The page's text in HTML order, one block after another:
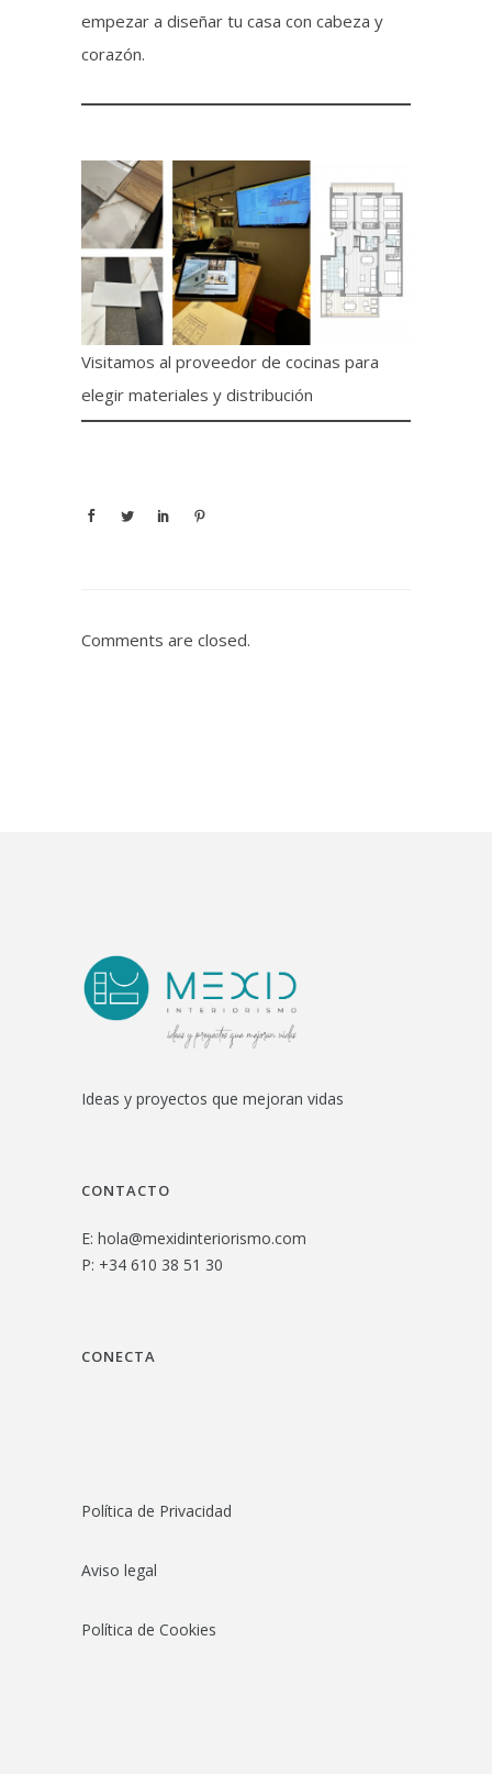
empezar a diseñar tu casa con cabeza y
corazón.
Visitamos al proveedor de cocinas para
elegir materiales y distribución
Comments are closed.
Ideas y proyectos que mejoran vidas
CONTACTO
E: hola@mexidinteriorismo.com
P: +34 610 38 51 30
CONECTA
Política de Privacidad
Aviso legal
Política de Cookies